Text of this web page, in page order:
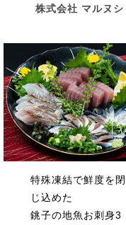
株式会社 マルヌシ
特殊凍結で鮮度を閉
じ込めた
銚子の地魚お刺身3